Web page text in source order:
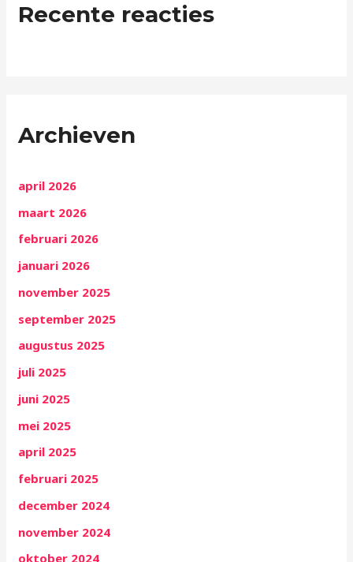
Recente reacties
Archieven
april 2026
maart 2026
februari 2026
januari 2026
november 2025
september 2025
augustus 2025
juli 2025
juni 2025
mei 2025
april 2025
februari 2025
december 2024
november 2024
oktober 2024